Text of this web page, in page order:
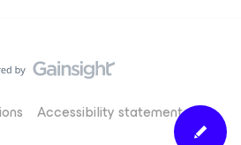
Accessibility statement